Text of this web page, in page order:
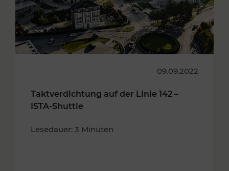
09.09.2022
Taktverdichtung auf der Linie 142 –
ISTA-Shuttle
Lesedauer: 3 Minuten